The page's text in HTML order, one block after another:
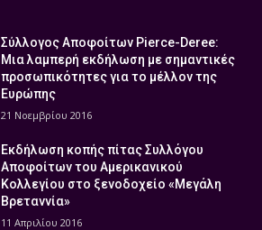
Σύλλογος Αποφοίτων Pierce-Deree:
Μια λαμπερή εκδήλωση με σημαντικές
προσωπικότητες για το μέλλον της
Ευρώπης
21 Νοεμβρίου 2016
Εκδήλωση κοπής πίτας Συλλόγου
Αποφοίτων του Αμερικανικού
Κολλεγίου στο ξενοδοχείο «Μεγάλη
Βρεταννία»
11 Απριλίου 2016